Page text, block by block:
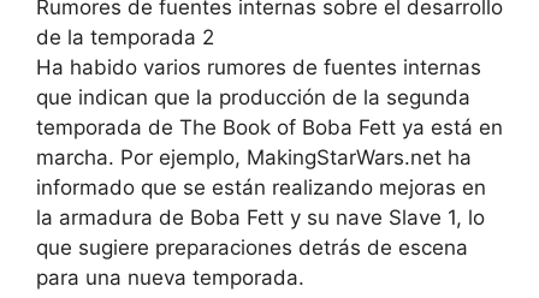
Rumores de fuentes internas sobre el desarrollo
de la temporada 2
Ha habido varios rumores de fuentes internas
que indican que la producción de la segunda
temporada de The Book of Boba Fett ya está en
marcha. Por ejemplo, MakingStarWars.net ha
informado que se están realizando mejoras en
la armadura de Boba Fett y su nave Slave 1, lo
que sugiere preparaciones detrás de escena
para una nueva temporada.